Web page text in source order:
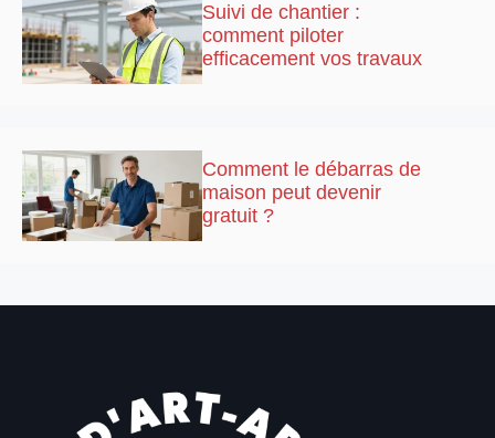
Suivi de chantier :
comment piloter
efficacement vos travaux
Comment le débarras de
maison peut devenir
gratuit ?